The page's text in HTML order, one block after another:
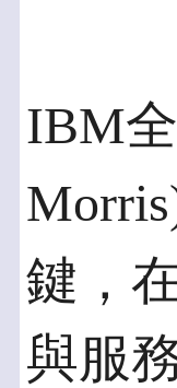
IBM
鍵，
與服